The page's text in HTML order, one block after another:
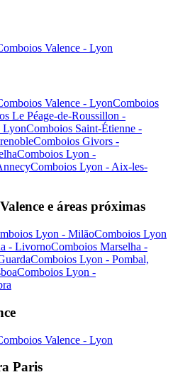
Valence - Lyon
Valence - LyonComboios
Le Péage-de-Roussillon -
LyonComboios Saint-Étienne -
Comboios Givors -
Comboios Lyon -
Comboios Lyon - Aix-les-
e áreas próximas
Lyon - MilãoComboios Lyon
- LivornoComboios Marselha -
Comboios Lyon - Pombal,
Comboios Lyon -
Valence - Lyon
Paris